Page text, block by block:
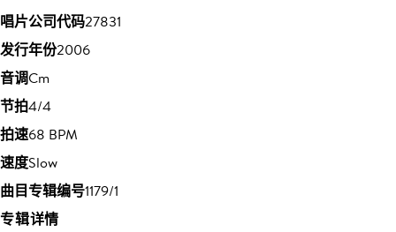
唱片公司代码27831
发行年份2006
音调Cm
节拍4/4
拍速68 BPM
速度Slow
曲目专辑编号1179/1
专辑详情